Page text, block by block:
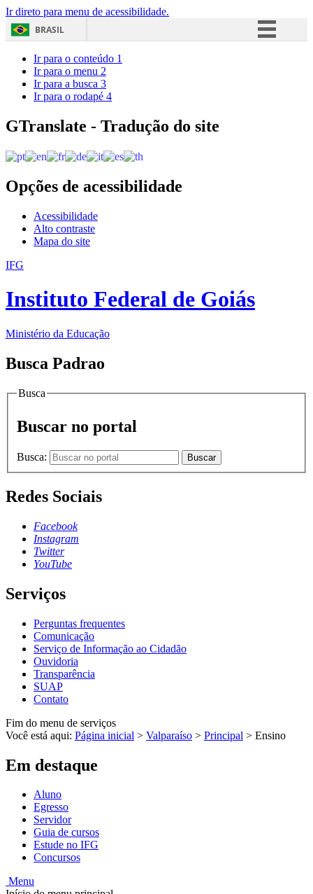
Ir direto para menu de acessibilidade.
BRASIL
Acesso à informação
Ir para o conteúdo 1
Ir para o menu 2
Ir para a busca 3
Ir para o rodapé 4
GTranslate - Tradução do site
Opções de acessibilidade
Acessibilidade
Alto contraste
Mapa do site
IFG
Instituto Federal de Goiás
Ministério da Educação
Busca Padrao
Busca
Buscar no portal
Busca: Buscar
Redes Sociais
Facebook
Instagram
Twitter
YouTube
Serviços
Perguntas frequentes
Comunicação
Serviço de Informação ao Cidadão
Ouvidoria
Transparência
SUAP
Contato
Fim do menu de serviços
Você está aqui: Página inicial > Valparaíso > Principal > Ensino
Em destaque
Aluno
Egresso
Servidor
Guia de cursos
Estude no IFG
Concursos
Menu